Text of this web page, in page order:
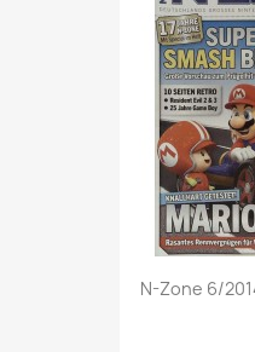

N-Zone 6/